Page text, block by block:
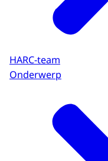
HARC-team
Onderwerp